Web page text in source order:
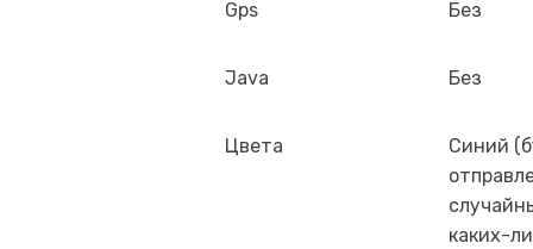
Gps Без
Java Без
Цвета
Синий
каких-